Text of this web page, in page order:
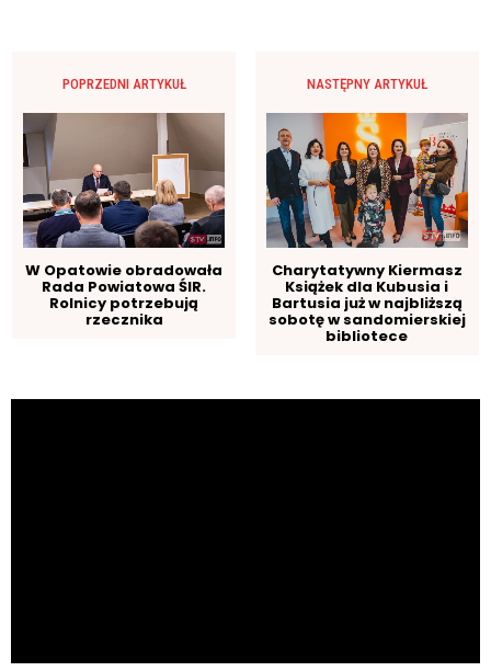
POPRZEDNI ARTYKUŁ
W Opatowie obradowała
Rada Powiatowa ŚIR.
Rolnicy potrzebują
rzecznika
NASTĘPNY ARTYKUŁ
Charytatywny Kiermasz
Książek dla Kubusia i
Bartusia już w najbliższą
sobotę w sandomierskiej
bibliotece